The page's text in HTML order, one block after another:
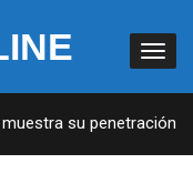
su penetración en